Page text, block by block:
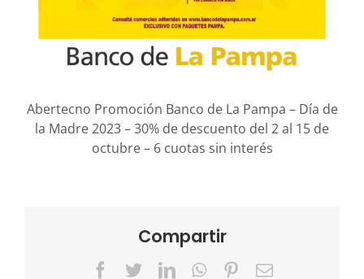
Abertecno Promoción Banco de La Pampa – Día de
la Madre 2023 – 30% de descuento del 2 al 15 de
octubre – 6 cuotas sin interés
Compartir
Facebook
TwitterLinkedInWhatsApp
PinterestCorreo